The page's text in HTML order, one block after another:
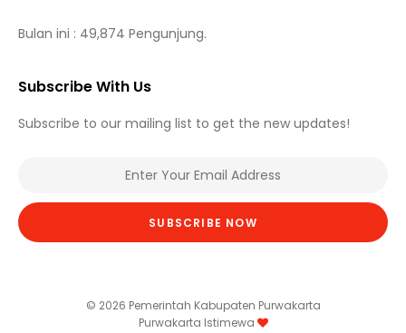
Bulan ini : 49,874 Pengunjung.
Subscribe With Us
Subscribe to our mailing list to get the new updates!
SUBSCRIBE NOW
© 2026 Pemerintah Kabupaten Purwakarta
Purwakarta Istimewa